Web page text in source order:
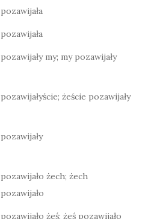
pozawijała
pozawijała
pozawijały my; my pozawijały
pozawijałyście; żeście pozawijały
pozawijały
pozawijało żech; żech
pozawijało
pozawijało żeś; żeś pozawijało